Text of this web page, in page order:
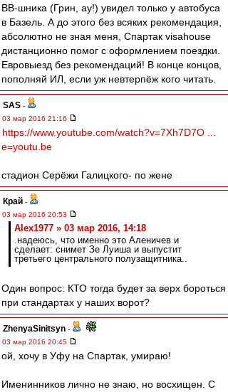
ВВ-шника (Грин, ау!) увидел только у автобуса
в Базель. А до этого без всяких рекомендация,
абсолютно не зная меня, Спартак visahouse
дистанционно помог с оформлением поездки.
Евровыезд без рекомендаций! В конце концов,
пополняй ИЛ, если уж невтерпёж кого читать.
SAS -
03 мар 2016 21:16
https://www.youtube.com/watch?v=7Xh7D7O ...
e=youtu.be
стадион Серёжи Галицкого- по жене
Край -
03 мар 2016 20:53
Alex1977 » 03 мар 2016, 14:18
.надеюсь, что именно это Аленичев и
сделает: снимет Зе Луиша и выпустит
третьего центрального полузащитника..
Один вопрос: КТО тогда будет за верх бороться
при стандартах у наших ворот?
ZhenyaSinitsyn -
03 мар 2016 20:45
ой, хочу в Уфу на Спартак, умираю!
Именинников лично не знаю, но восхищен. С